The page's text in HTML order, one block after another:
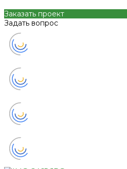
Заказать проект
Задать вопрос